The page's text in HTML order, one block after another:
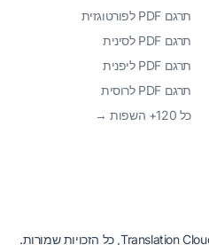
תרגם PDF לפורטוגזית
תרגם PDF לסינית
תרגם PDF ליפנית
תרגם PDF לרוסית
כל 120+ השפות →